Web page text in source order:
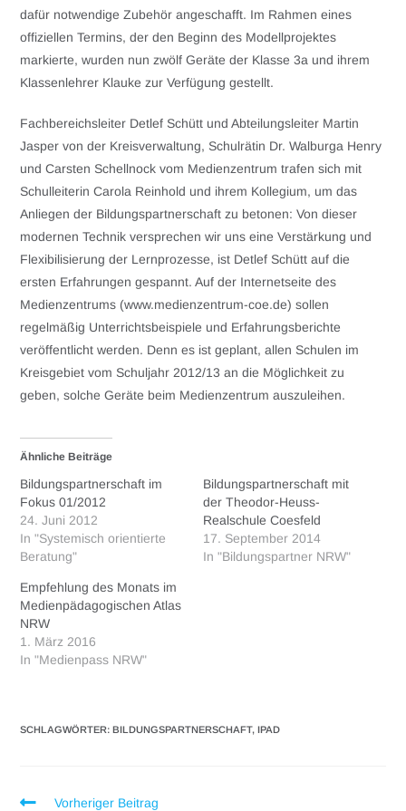
dafür notwendige Zubehör angeschafft. Im Rahmen eines
offiziellen Termins, der den Beginn des Modellprojektes
markierte, wurden nun zwölf Geräte der Klasse 3a und ihrem
Klassenlehrer Klauke zur Verfügung gestellt.
Fachbereichsleiter Detlef Schütt und Abteilungsleiter Martin
Jasper von der Kreisverwaltung, Schulrätin Dr. Walburga Henry
und Carsten Schellnock vom Medienzentrum trafen sich mit
Schulleiterin Carola Reinhold und ihrem Kollegium, um das
Anliegen der Bildungspartnerschaft zu betonen: Von dieser
modernen Technik versprechen wir uns eine Verstärkung und
Flexibilisierung der Lernprozesse, ist Detlef Schütt auf die
ersten Erfahrungen gespannt. Auf der Internetseite des
Medienzentrums (www.medienzentrum-coe.de) sollen
regelmäßig Unterrichtsbeispiele und Erfahrungsberichte
veröffentlicht werden. Denn es ist geplant, allen Schulen im
Kreisgebiet vom Schuljahr 2012/13 an die Möglichkeit zu
geben, solche Geräte beim Medienzentrum auszuleihen.
Ähnliche Beiträge
Bildungspartnerschaft im
Fokus 01/2012
24. Juni 2012
In "Systemisch orientierte
Beratung"
Bildungspartnerschaft mit
der Theodor-Heuss-
Realschule Coesfeld
17. September 2014
In "Bildungspartner NRW"
Empfehlung des Monats im
Medienpädagogischen Atlas
NRW
1. März 2016
In "Medienpass NRW"
SCHLAGWÖRTER:BILDUNGSPARTNERSCHAFT, IPAD
Vorheriger Beitrag